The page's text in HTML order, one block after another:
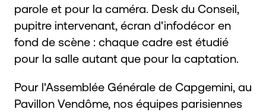
parole et pour la caméra. Desk du Conseil,
pupitre intervenant, écran d'infodécor en
fond de scène : chaque cadre est étudié
pour la salle autant que pour la captation.
Pour l'Assemblée Générale de Capgemini, au
Pavillon Vendôme, nos équipes parisiennes